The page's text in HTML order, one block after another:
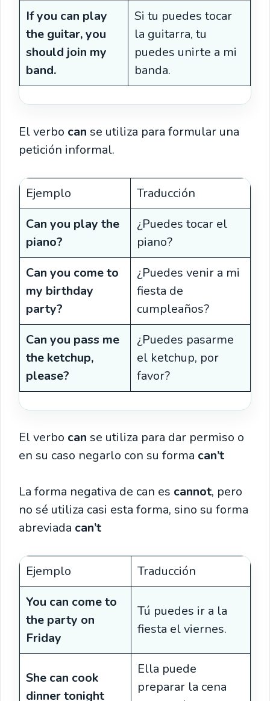
If you can play
the guitar, you
should join my
band.
Si tu puedes tocar
la guitarra, tu
puedes unirte a mi
banda.
El verbo can se utiliza para formular una
petición informal.
Ejemplo
Traducción
Can you play the
piano?
¿Puedes tocar el
piano?
Can you come to
my birthday
party?
¿Puedes venir a mi
fiesta de
cumpleaños?
Can you pass me
the ketchup,
please?
¿Puedes pasarme
el ketchup, por
favor?
El verbo can se utiliza para dar permiso o
en su caso negarlo con su forma can’t
La forma negativa de can es cannot, pero
no sé utiliza casi esta forma, sino su forma
abreviada can’t
Ejemplo
Traducción
You can come to
the party on
Friday
Tú puedes ir a la
fiesta el viernes.
She can cook
dinner tonight
Ella puede
preparar la cena